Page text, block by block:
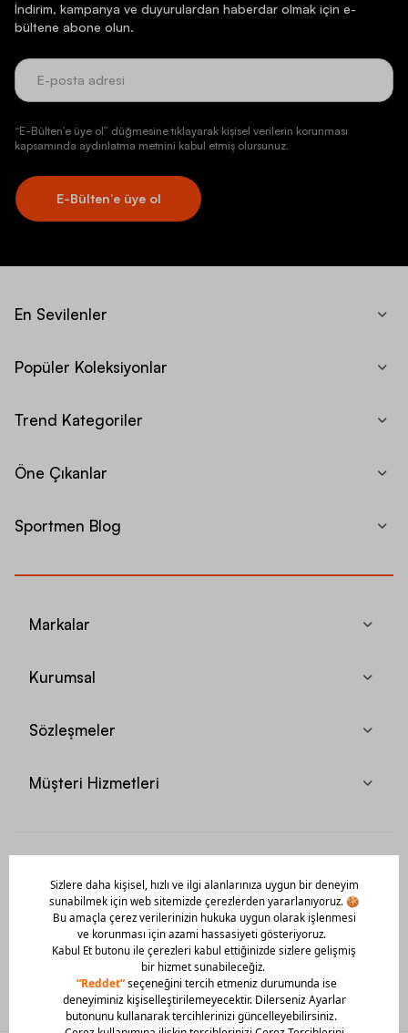
İndirim, kampanya ve duyurulardan haberdar olmak için e-
bültene abone olun.
“E-Bülten’e üye ol” düğmesine tıklayarak kişisel verilerin korunması
kapsamında aydınlatma metnini kabul etmiş olursunuz.
E-Bülten’e üye ol
En Sevilenler
Popüler Koleksiyonlar
Trend Kategoriler
Öne Çıkanlar
Sportmen Blog
Markalar
Kurumsal
Sözleşmeler
Müşteri Hizmetleri
Mobil Uygulamamızı Hemen İndir!